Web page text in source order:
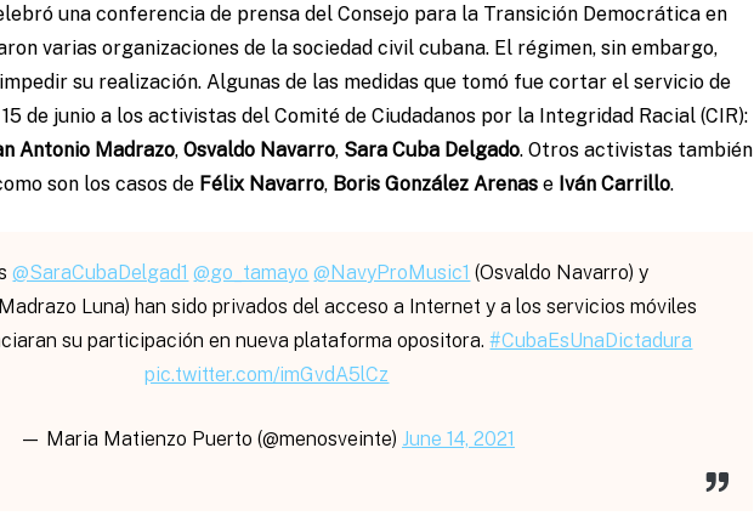
una conferencia de prensa del Consejo para la Transición Democrática en
varias organizaciones de la sociedad civil cubana. El régimen, sin embargo,
su realización. Algunas de las medidas que tomó fue cortar el servicio de
de junio a los activistas del Comité de Ciudadanos por la Integridad Racial (CIR):
Antonio Madrazo, Osvaldo Navarro, Sara Cuba Delgado. Otros activistas también
son los casos de Félix Navarro, Boris González Arenase Iván Carrillo.
@SaraCubaDelgad1 @go_tamayo @NavyProMusic1 (Osvaldo Navarro) y
Luna) han sido privados del acceso a Internet y a los servicios móviles
su participación en nueva plataforma opositora.#CubaEsUnaDictadura
pic.twitter.com/imGvdA5lCz
— Maria Matienzo Puerto (@menosveinte) June 14, 2021